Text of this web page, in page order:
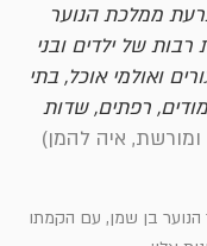
ממלכת הנוער
של ילדים ובני
ואולמי אוכל, בתי
רפתים, שדות
ומורשת, איה להמן)
הנוער בן שמן, עם הקמתו